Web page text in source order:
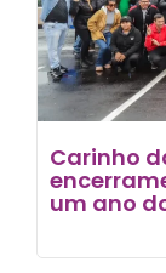
Carinho
um ano